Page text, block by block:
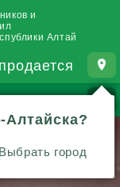
и
Алтай
ПОИСК
Выбрать город